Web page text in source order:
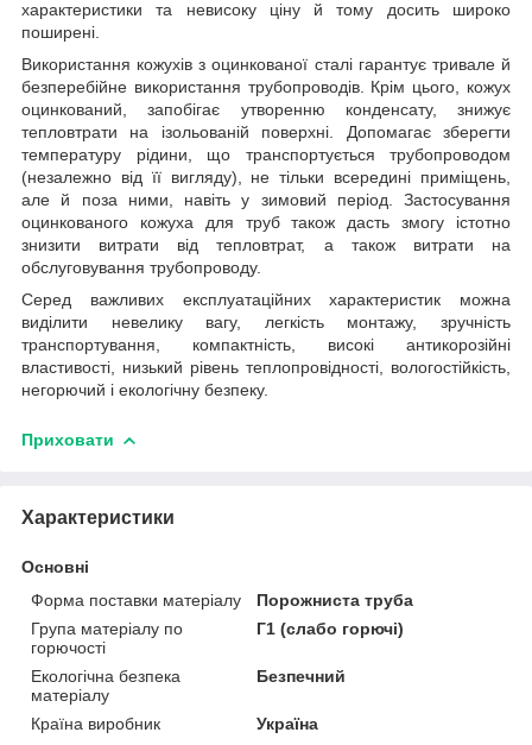
характеристики та невисоку ціну й тому досить широко
поширені.
Використання кожухів з оцинкованої сталі гарантує тривале й
безперебійне використання трубопроводів. Крім цього, кожух
оцинкований, запобігає утворенню конденсату, знижує
тепловтрати на ізольованій поверхні. Допомагає зберегти
температуру рідини, що транспортується трубопроводом
(незалежно від її вигляду), не тільки всередині приміщень,
але й поза ними, навіть у зимовий період. Застосування
оцинкованого кожуха для труб також дасть змогу істотно
знизити витрати від тепловтрат, а також витрати на
обслуговування трубопроводу.
Серед важливих експлуатаційних характеристик можна
виділити невелику вагу, легкість монтажу, зручність
транспортування, компактність, високі антикорозійні
властивості, низький рівень теплопровідності, вологостійкість,
негорючий і екологічну безпеку.
Приховати
Характеристики
Основні
Форма поставки матеріалу
Порожниста труба
Група матеріалу по
горючості
Г1 (слабо горючі)
Екологічна безпека
матеріалу
Безпечний
Країна виробник
Україна